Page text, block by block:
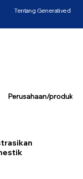
Tentang Generatived
Perusahaan/produk/